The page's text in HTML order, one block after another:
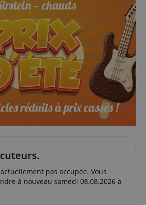
pas occupée. Vous
à nouveau samedi 08.08.2026 à
strictement nécessaires permettent des
de base du site Web telles que la
utilisateurs et la gestion des
site Web ne peut pas être utilisé
sans les cookies strictement
Fournisseur /
Domaine
CookieScript
.kirstein.fr